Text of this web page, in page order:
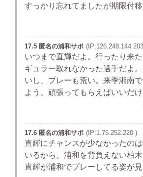
すっかり忘れてましたが期限付
17.5 匿名の浦和サポ
いつまで直輝だよ。行ったり来
ギュラー取れなかった選手だよ
いし、プレーも荒い。来季湘南
よう、頑張ってもらえばいいだけ
17.6 匿名の浦和サポ (IP:1.75.252.220 )
直輝にチャンスが少なかったの
いるから。浦和を背負えない柏
直輝が浦和でプレーしてる姿が見